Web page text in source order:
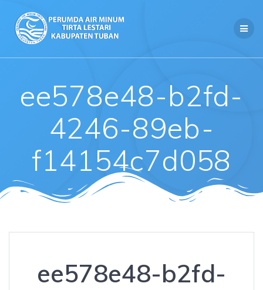
ee578e48-b2fd-
4246-89eb-
f14154c7d058
ee578e48-b2fd-